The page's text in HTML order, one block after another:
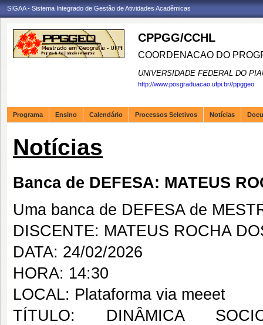
SIGAA - Sistema Integrado de Gestão de Atividades Acadêmicas
CPPGG/CCHL
COORDENACAO DO
UNIVERSIDADE FEDERAL DO
http://www.posgraduacao.ufpi.br//ppggeo
Programa Ensino Calendário Processos Seletivos Notícias
Notícias
Banca de DEFESA: MATEUS
Uma banca de DEFESA de
DISCENTE: MATEUS ROCHA
DATA: 24/02/2026
HORA: 14:30
LOCAL: Plataforma via meeet
TÍTULO: DINÂMICA